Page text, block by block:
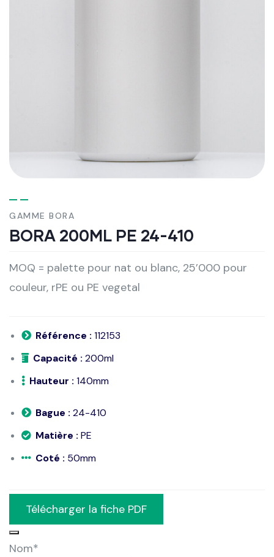
GAMME BORA
BORA 200ML PE 24-410
MOQ = palette pour nat ou blanc, 25’000 pour
couleur, rPE ou PE vegetal
Référence : 112153
Capacité : 200ml
Hauteur : 140mm
Bague : 24-410
Matière : PE
Coté : 50mm
Télécharger la fiche PDF
Nom*